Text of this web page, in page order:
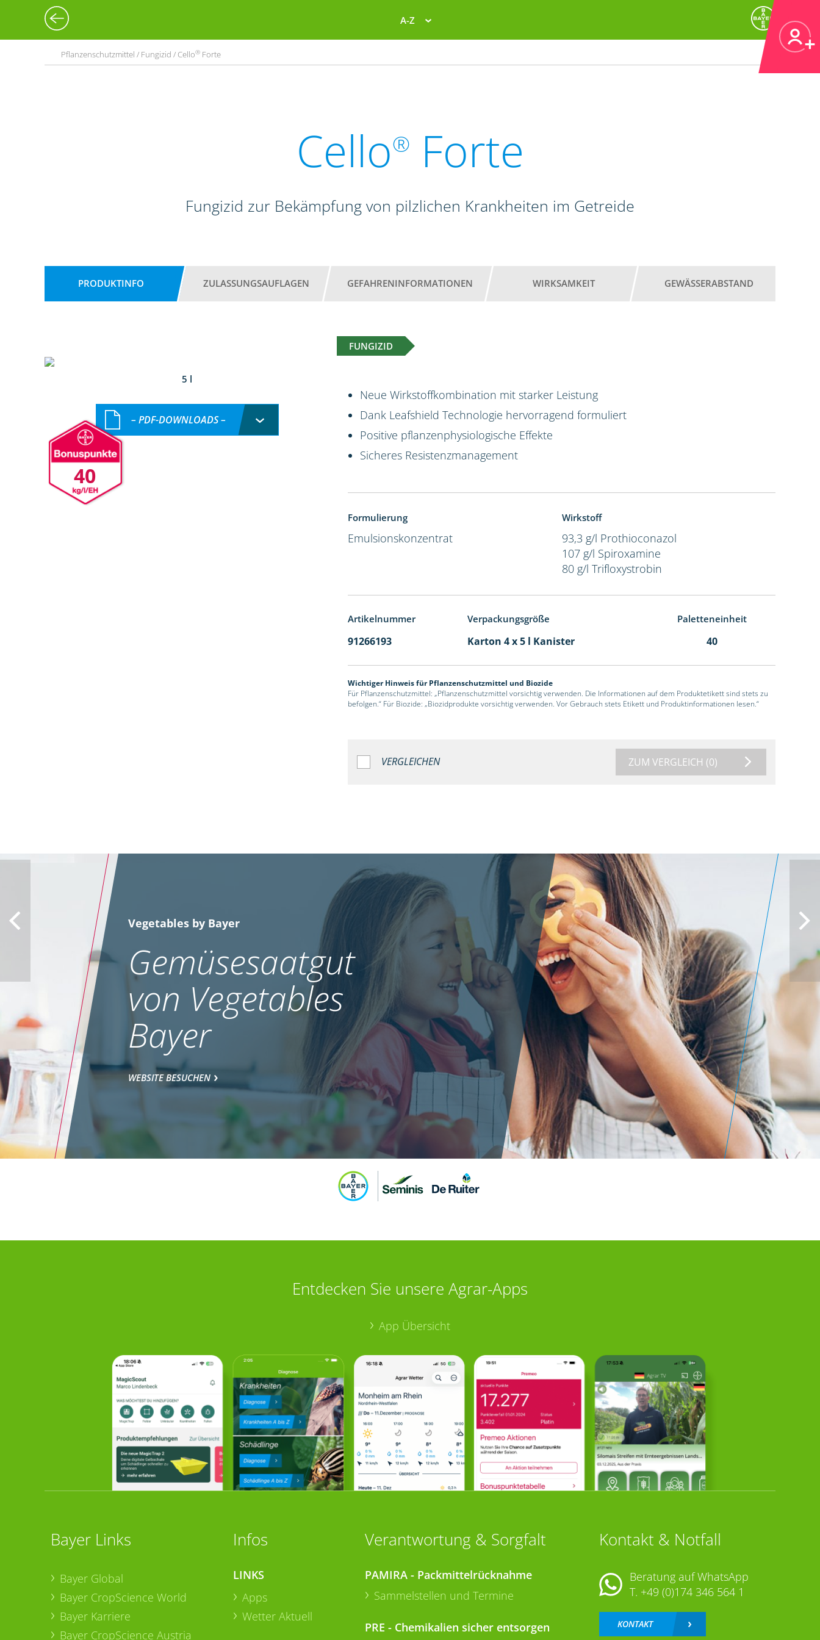
A-Z
Pflanzenschutzmittel / Fungizid / Cello® Forte
Cello® Forte
Fungizid zur Bekämpfung von pilzlichen Krankheiten im Getreide
PRODUKTINFO ZULASSUNGSAUFLAGEN GEFAHRENINFORMATIONEN WIRKSAMKEIT GEWÄSSERABSTAND
FUNGIZID
5 l
40
– PDF-DOWNLOADS –
Neue Wirkstoffkombination mit starker Leistung
Dank Leafshield Technologie hervorragend formuliert
Positive pflanzenphysiologische Effekte
Sicheres Resistenzmanagement
Formulierung
Emulsionskonzentrat
Wirkstoff
93,3 g/l Prothioconazol
107 g/l Spiroxamine
80 g/l Trifloxystrobin
Artikelnummer Verpackungsgröße Paletteneinheit
91266193 Karton 4 x 5 l Kanister 40
Wichtiger Hinweis für Pflanzenschutzmittel und Biozide
Für Pflanzenschutzmittel: „Pflanzenschutzmittel vorsichtig verwenden. Die Informationen auf dem Produktetikett sind stets zu
befolgen.“ Für Biozide: „Biozidprodukte vorsichtig verwenden. Vor Gebrauch stets Etikett und Produktinformationen lesen.“
VERGLEICHEN ZUM VERGLEICH (0)
Vegetables by Bayer
Gemüsesaatgut
von Vegetables
Bayer
WEBSITE BESUCHEN
Entdecken Sie unsere Agrar-Apps
App Übersicht
Bayer Links
Bayer Global
Bayer CropScience World
Bayer Karriere
Bayer CropScience Austria
Infos
LINKS
Apps
Wetter Aktuell
Verantwortung & Sorgfalt
PAMIRA - Packmittelrücknahme
Sammelstellen und Termine
PRE - Chemikalien sicher entsorgen
Kontakt & Notfall
Beratung auf WhatsApp
T. +49 (0)174 346 564 1
KONTAKT